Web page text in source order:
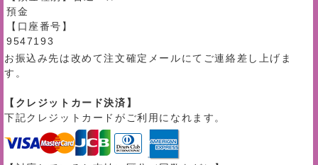
預金
【口座番号】
9547193
お振込み先は改めて注文確定メールにてご連絡差し上げま
す。
【クレジットカード決済】
下記クレジットカードがご利用になれます。